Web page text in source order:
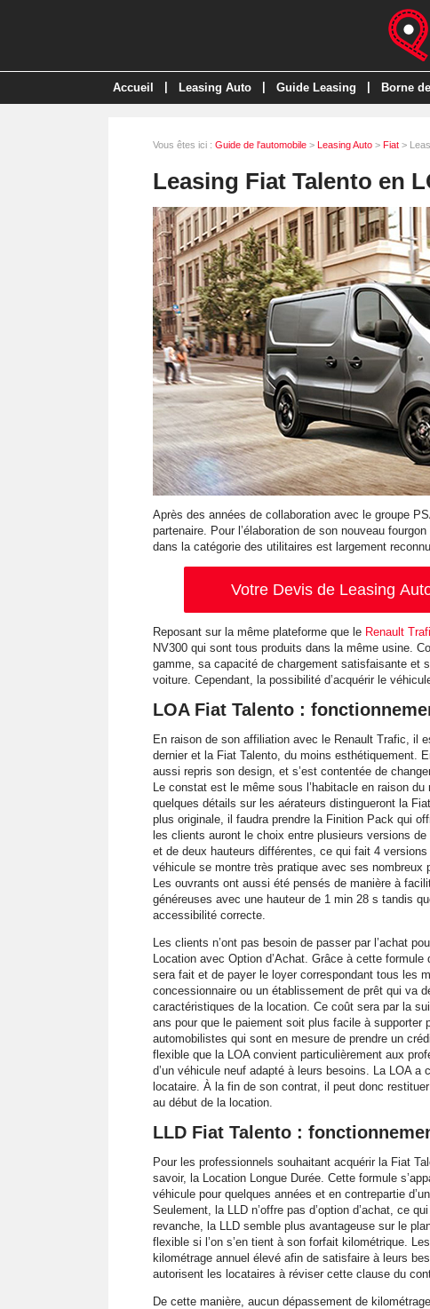
Accueil Leasing Auto Guide Leasing Borne
Vous êtes ici : Guide de l'automobile > Leasing Auto > Fiat >
Leasing Fiat Talento en
Après des années de collaboration avec le groupe
partenaire. Pour l’élaboration de son nouveau
dans la catégorie des utilitaires est largement
Votre Devis de Leasing
Reposant sur la même plateforme que le Renault
NV300 qui sont tous produits dans la même usine.
gamme, sa capacité de chargement satisfaisante et
voiture. Cependant, la possibilité d’acquérir le
LOA Fiat Talento :
En raison de son affiliation avec le Renault Trafic, il
dernier et la Fiat Talento, du moins esthétiquement.
aussi repris son design, et s’est contentée de
Le constat est le même sous l’habitacle en raison
quelques détails sur les aérateurs distingueront la
plus originale, il faudra prendre la Finition Pack qui
les clients auront le choix entre plusieurs versions
et de deux hauteurs différentes, ce qui fait 4
véhicule se montre très pratique avec ses nombreux
Les ouvrants ont aussi été pensés de manière à
généreuses avec une hauteur de 1 min 28 s tandis
accessibilité correcte.
Les clients n’ont pas besoin de passer par l’achat
Location avec Option d’Achat. Grâce à cette
sera fait et de payer le loyer correspondant tous les
concessionnaire ou un établissement de prêt qui va
caractéristiques de la location. Ce coût sera par la
ans pour que le paiement soit plus facile à
automobilistes qui sont en mesure de prendre un
flexible que la LOA convient particulièrement aux
d’un véhicule neuf adapté à leurs besoins. La LOA a
locataire. À la fin de son contrat, il peut donc
au début de la location.
LLD Fiat Talento :
Pour les professionnels souhaitant acquérir la Fiat
savoir, la Location Longue Durée. Cette formule
véhicule pour quelques années et en contrepartie
Seulement, la LLD n’offre pas d’option d’achat, ce
revanche, la LLD semble plus avantageuse sur le
flexible si l’on s’en tient à son forfait kilométrique.
kilométrage annuel élevé afin de satisfaire à leurs
autorisent les locataires à réviser cette clause du
De cette manière, aucun dépassement de